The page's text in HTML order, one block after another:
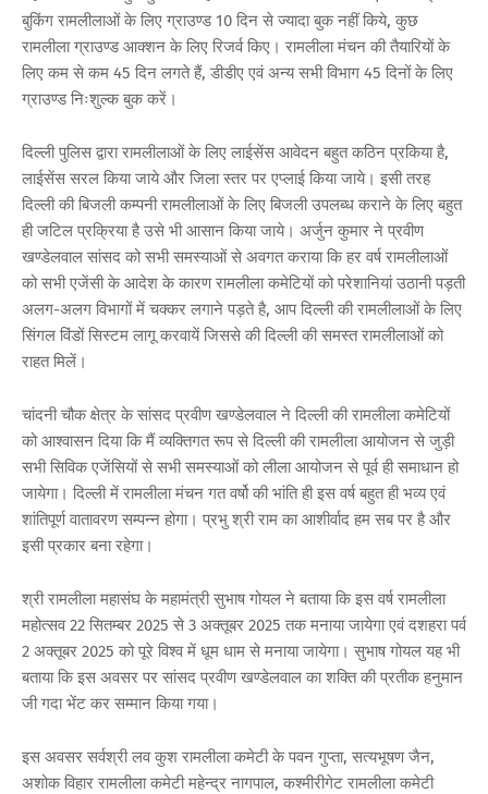
बुकिंग रामलीलाओं के लिए ग्राउण्ड 10 दिन से ज्यादा बुक नहीं किये, कुछ
रामलीला ग्राउण्ड आक्शन के लिए रिजर्व किए। रामलीला मंचन की तैयारियों के
लिए कम से कम 45 दिन लगते हैं, डीडीए एवं अन्य सभी विभाग 45 दिनों के लिए
ग्राउण्ड निःशुल्क बुक करें।
दिल्ली पुलिस द्वारा रामलीलाओं के लिए लाईसेंस आवेदन बहुत कठिन प्रकिया है,
लाईसेंस सरल किया जाये और जिला स्तर पर एप्लाई किया जाये। इसी तरह
दिल्ली की बिजली कम्पनी रामलीलाओं के लिए बिजली उपलब्ध कराने के लिए बहुत
ही जटिल प्रक्रिया है उसे भी आसान किया जाये। अर्जुन कुमार ने प्रवीण
खण्डेलवाल सांसद को सभी समस्याओं से अवगत कराया कि हर वर्ष रामलीलाओं
को सभी एजेंसी के आदेश के कारण रामलीला कमेटियों को परेशानियां उठानी पड़ती
अलग-अलग विभागों में चक्कर लगाने पड़ते है, आप दिल्ली की रामलीलाओं के लिए
सिंगल विंडों सिस्टम लागू करवायें जिससे की दिल्ली की समस्त रामलीलाओं को
राहत मिलें।
चांदनी चौक क्षेत्र के सांसद प्रवीण खण्डेलवाल ने दिल्ली की रामलीला कमेटियों
को आश्वासन दिया कि मैं व्यक्तिगत रूप से दिल्ली की रामलीला आयोजन से जुड़ी
सभी सिविक एजेंसियों से सभी समस्याओं को लीला आयोजन से पूर्व ही समाधान हो
जायेगा। दिल्ली में रामलीला मंचन गत वर्षो की भांति ही इस वर्ष बहुत ही भव्य एवं
शांतिपूर्ण वातावरण सम्पन्न होगा। प्रभु श्री राम का आशीर्वाद हम सब पर है और
इसी प्रकार बना रहेगा।
श्री रामलीला महासंघ के महामंत्री सुभाष गोयल ने बताया कि इस वर्ष रामलीला
महोत्सव 22 सितम्बर 2025 से 3 अक्तूबर 2025 तक मनाया जायेगा एवं दशहरा पर्व
2 अक्तूबर 2025 को पूरे विश्व में धूम धाम से मनाया जायेगा। सुभाष गोयल यह भी
बताया कि इस अवसर पर सांसद प्रवीण खण्डेलवाल का शक्ति की प्रतीक हनुमान
जी गदा भेंट कर सम्मान किया गया।
इस अवसर सर्वश्री लव कुश रामलीला कमेटी के पवन गुप्ता, सत्यभूषण जैन,
अशोक विहार रामलीला कमेटी महेन्द्र नागपाल, कश्मीरीगेट रामलीला कमेटी